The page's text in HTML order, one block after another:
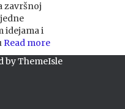
završnoj
idejama i
Read more
byThemeIsle